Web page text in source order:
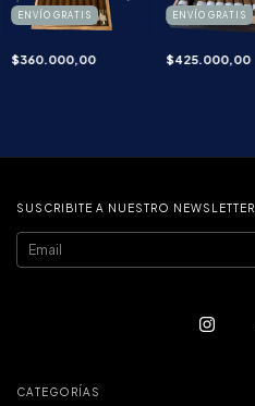
ENVÍO GRATIS
$360.000,00
ENVÍO GRATIS
$425.000,00
SUSCRIBITE A NUESTRO NEWSLETTER
CATEGORÍAS